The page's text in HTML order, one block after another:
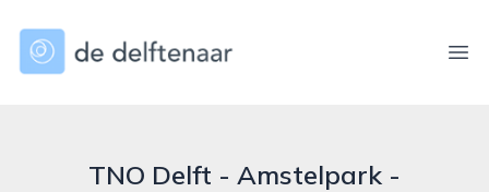
dedelftenaar.nl
TNO Delft - Amstelpark -